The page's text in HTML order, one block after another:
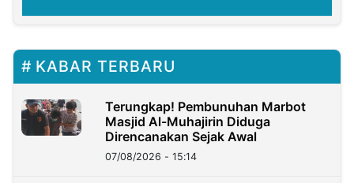
KABAR TERBARU
Terungkap! Pembunuhan Marbot
Masjid Al-Muhajirin Diduga
Direncanakan Sejak Awal
07/08/2026 - 15:14